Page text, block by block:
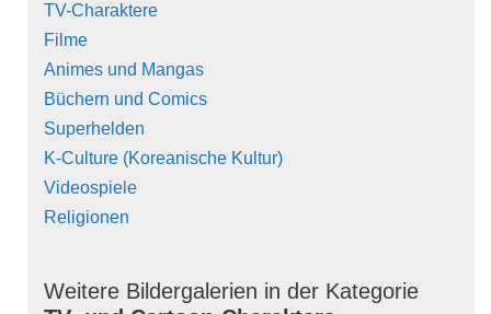
TV-Charaktere
Filme
Animes und Mangas
Büchern und Comics
Superhelden
K-Culture (Koreanische Kultur)
Videospiele
Religionen
Weitere Bildergalerien in der Kategorie